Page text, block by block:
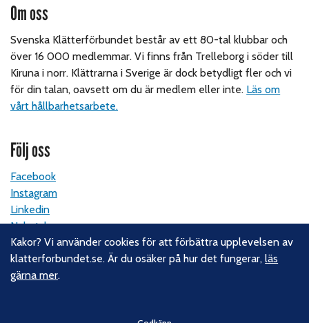
Om oss
Svenska Klätterförbundet består av ett 80-tal klubbar och
över 16 000 medlemmar. Vi finns från Trelleborg i söder till
Kiruna i norr. Klättrarna i Sverige är dock betydligt fler och vi
för din talan, oavsett om du är medlem eller inte. Läs om
vårt hållbarhetsarbete.
Följ oss
Facebook
Instagram
Linkedin
Nyhetsbrev
Kontakt
Kakor? Vi använder cookies för att förbättra upplevelsen av
klatterforbundet.se. Är du osäker på hur det fungerar,läs
gärna mer.